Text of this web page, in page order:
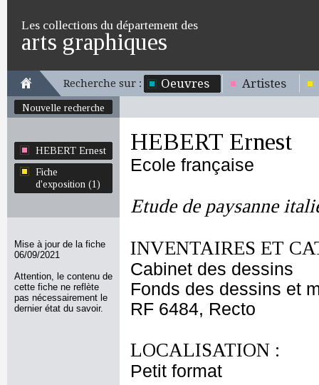
Les collections du département des
arts graphiques
Recherche sur : Oeuvres Artistes
Nouvelle recherche
HEBERT Ernest
Fiche
d'exposition (1)
Mise à jour de la fiche
06/09/2021
Attention, le contenu de
cette fiche ne reflète
pas nécessairement le
dernier état du savoir.
HEBERT Ernest
Ecole française
Etude de paysanne
INVENTAIRES ET
Cabinet des dessins
Fonds des dessins et
RF 6484, Recto
LOCALISATION :
Petit format